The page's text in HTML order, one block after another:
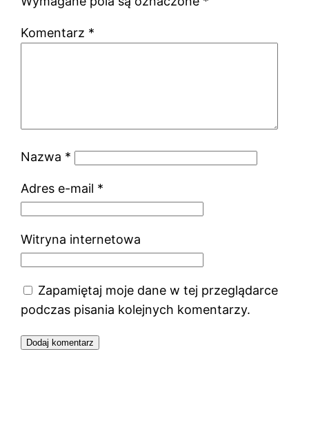
Komentarz *
Nazwa *
Adres e-mail *
Witryna internetowa
Zapamiętaj moje dane w tej przeglądarce
podczas pisania kolejnych komentarzy.